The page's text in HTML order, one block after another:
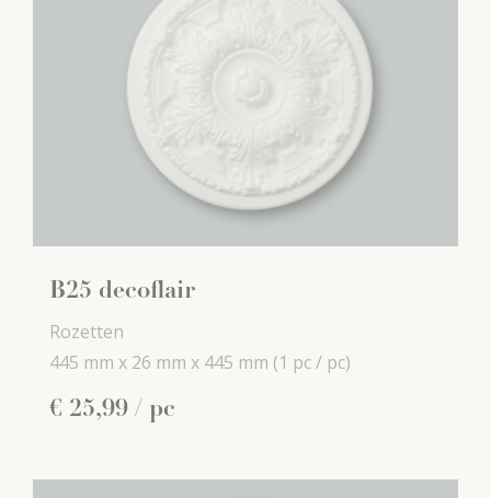
B25 decoflair
Rozetten
445 mm x 26 mm x 445 mm (1 pc / pc)
€ 25,99 / pc